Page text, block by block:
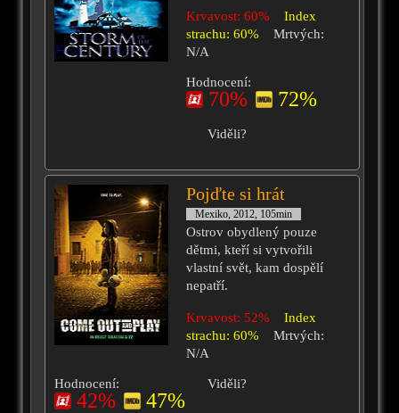
Krvavost: 60%
Index
strachu: 60%
Mrtvých:
N/A
Hodnocení:
70% 72%
Viděli?
Pojďte si hrát
Mexiko, 2012, 105min
Ostrov obydlený pouze
dětmi, kteří si vytvořili
vlastní svět, kam dospělí
nepatří.
Krvavost: 52%
Index
strachu: 60%
Mrtvých:
N/A
Hodnocení:
42% 47%
Viděli?